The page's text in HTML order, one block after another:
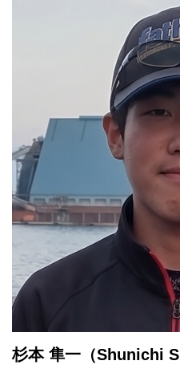
杉本 隼一 （Shunichi